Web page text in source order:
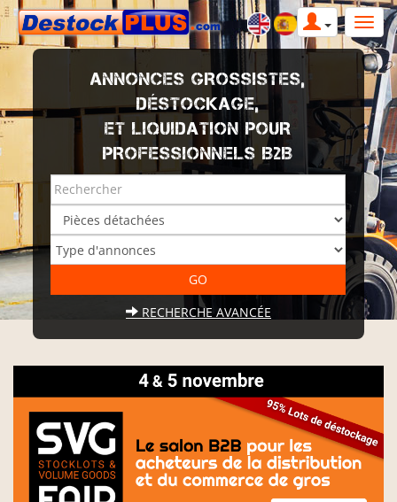
ANNONCES GROSSISTES,
DÉSTOCKAGE,
ET LIQUIDATION POUR
PROFESSIONNELS B2B
RECHERCHE AVANCÉE